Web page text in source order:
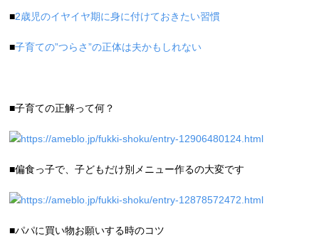
■2歳児のイヤイヤ期に身に付けておきたい習慣
■子育ての”つらさ”の正体は夫かもしれない
■子育ての正解って何？
https://ameblo.jp/fukki-shoku/entry-12906480124.html
■偏食っ子で、子どもだけ別メニュー作るの大変です
https://ameblo.jp/fukki-shoku/entry-12878572472.html
■パパに買い物お願いする時のコツ